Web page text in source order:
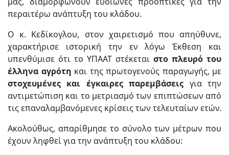
περαιτέρω ανάπτυξη του κλάδου.
Ο κ. Κεδίκογλου, στον χαιρετισμό που απηύθυνε,
χαρακτήρισε ιστορική την εν λόγω Έκθεση και
υπενθύμισε ότι το ΥΠΑΑΤ στέκεται στο πλευρό του
έλληνα αγρότη και της πρωτογενούς παραγωγής, με
στοχευμένες και έγκαιρες παρεμβάσεις για την
αντιμετώπιση και το μετριασμό των επιπτώσεων από
τις επαναλαμβανόμενες κρίσεις των τελευταίων ετών.
Ακολούθως, απαρίθμησε το σύνολο των μέτρων που
έχουν ληφθεί για την ανάπτυξη του κλάδου: